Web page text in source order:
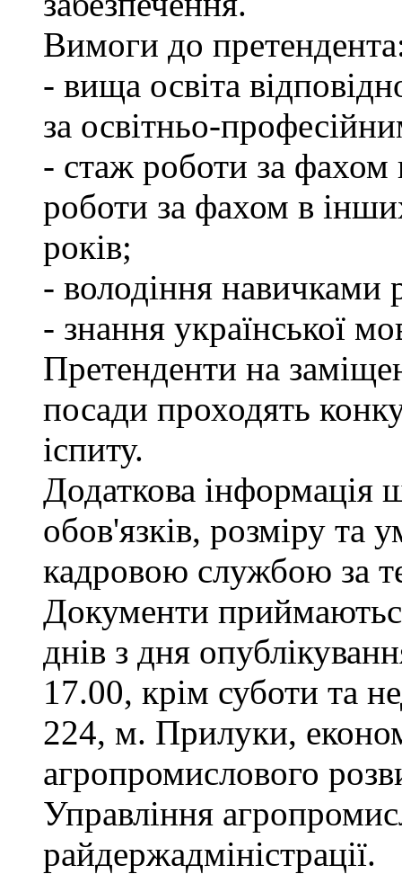
Вимоги до
- вища освіта
за освітньо-
- стаж роботи за
роботи за фахом в
років;
- володіння навичками
- знання української
Претенденти на
посади проходять
іспиту.
Додаткова інформація
обов'язків, розміру та
кадровою службою за
Документи
днів з дня
17.00, крім суботи та
224, м. Прилуки,
агропромислового
Управління
райдержадміністрації.